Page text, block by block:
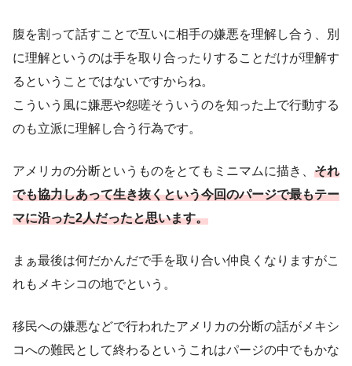
腹を割って話すことで互いに相手の嫌悪を理解し合う、別
に理解というのは手を取り合ったりすることだけが理解す
るということではないですからね。
こういう風に嫌悪や怨嗟そういうのを知った上で行動する
のも立派に理解し合う行為です。
アメリカの分断というものをとてもミニマムに描き、 それ
でも協力しあって生き抜くという今回のパージで最もテー
マに沿った2人だったと思います。
まぁ最後は何だかんだで手を取り合い仲良くなりますがこ
れもメキシコの地でという。
移民への嫌悪などで行われたアメリカの分断の話がメキシ
コへの難民として終わるというこれはパージの中でもかな